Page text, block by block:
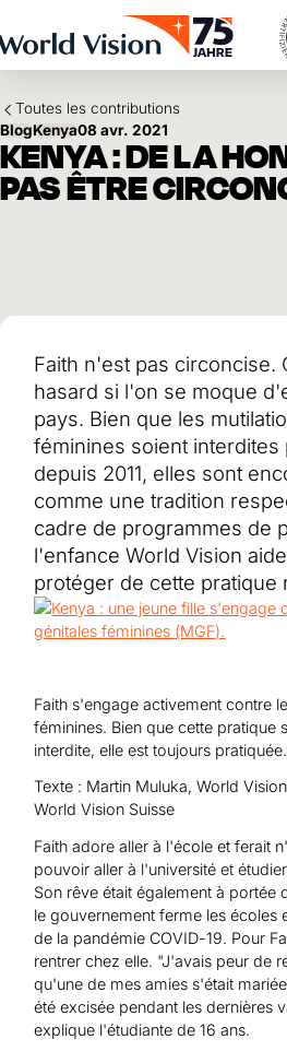
Parrainage d'enfants en détresse
Testament et legs
Philanthropie
Coopération entre entreprises
Séisme au Venezuela
Aide à l'Ukraine
Aide à l'Afghanistan
Tous les projets d'aide d'urgence
Domaines d'application
Impact et succès
Utilisation des fonds
Rapport annuel et finances
Afrique
Amérique latine
Moyen-Orient et Europe
Toutes les contributions
BlogKenya08 avr. 2021
KENYA : DE LA
PAS ÊTRE
Faith n'est pas circoncise.
hasard si l'on se moque
pays. Bien que les
féminines soient interdites
depuis 2011, elles sont
comme une tradition
cadre de programmes de
l'enfance World Vision
protéger de cette pratique
Faith s'engage activement contre
féminines. Bien que cette pratique
interdite, elle est toujours pratiquée.
Texte : Martin Muluka, World
World Vision Suisse
Faith adore aller à l'école et ferait
pouvoir aller à l'université et
Son rêve était également à portée
le gouvernement ferme les écoles
de la pandémie COVID-19. Pour
rentrer chez elle. "J'avais peur de
qu'une de mes amies s'était
été excisée pendant les dernières
explique l'étudiante de 16 ans.